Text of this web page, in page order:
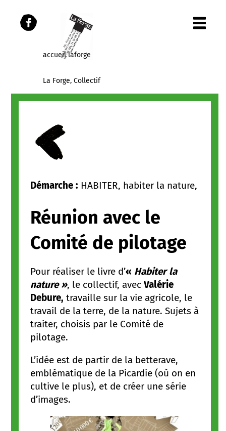
accueil laforge
La Forge, Collectif
Les publications
Panier
Démarche : HABITER, habiter la nature,
Réunion avec le
Comité de pilotage
Pour réaliser le livre d’« Habiter la
nature », le collectif, avecValérie
Debure, travaille sur la vie agricole, le
travail de la terre, de la nature. Sujets à
traiter, choisis par le Comité de
pilotage.
L’idée est de partir de la betterave,
emblématique de la Picardie (où on en
cultive le plus), et de créer une série
d’images.